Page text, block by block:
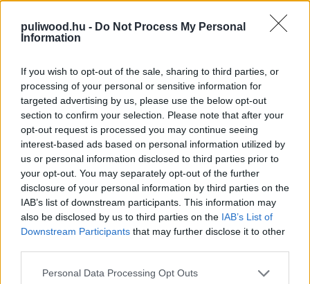
puliwood.hu - Do Not Process My Personal
Information
If you wish to opt-out of the sale, sharing to third parties, or
processing of your personal or sensitive information for
targeted advertising by us, please use the below opt-out
section to confirm your selection. Please note that after your
opt-out request is processed you may continue seeing
interest-based ads based on personal information utilized by
us or personal information disclosed to third parties prior to
your opt-out. You may separately opt-out of the further
disclosure of your personal information by third parties on the
IAB’s list of downstream participants. This information may
also be disclosed by us to third parties on the IAB’s List of
Downstream Participants that may further disclose it to other
Please note that this website/app uses one or more Google
Personal Data Processing Opt Outs
végre egy saját sztorit.
Ed Speleers tipikus könyves álompasit alakít, aki nem is
akar hallani arról, hogy megállapodik, hanem utazgatni
akar, karriert építeni természetfotósként, de aztán